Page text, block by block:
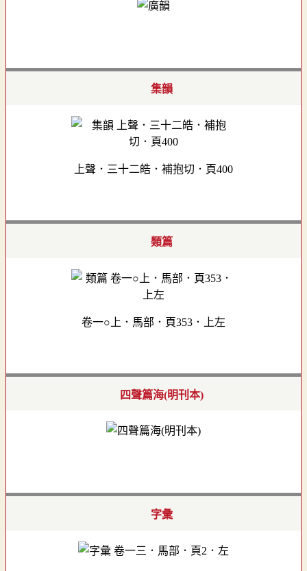
集韻
上聲．三十二皓．補抱切．頁400
類篇
卷一○上．馬部．頁353．上左
四聲篇海(明刊本)
字彙